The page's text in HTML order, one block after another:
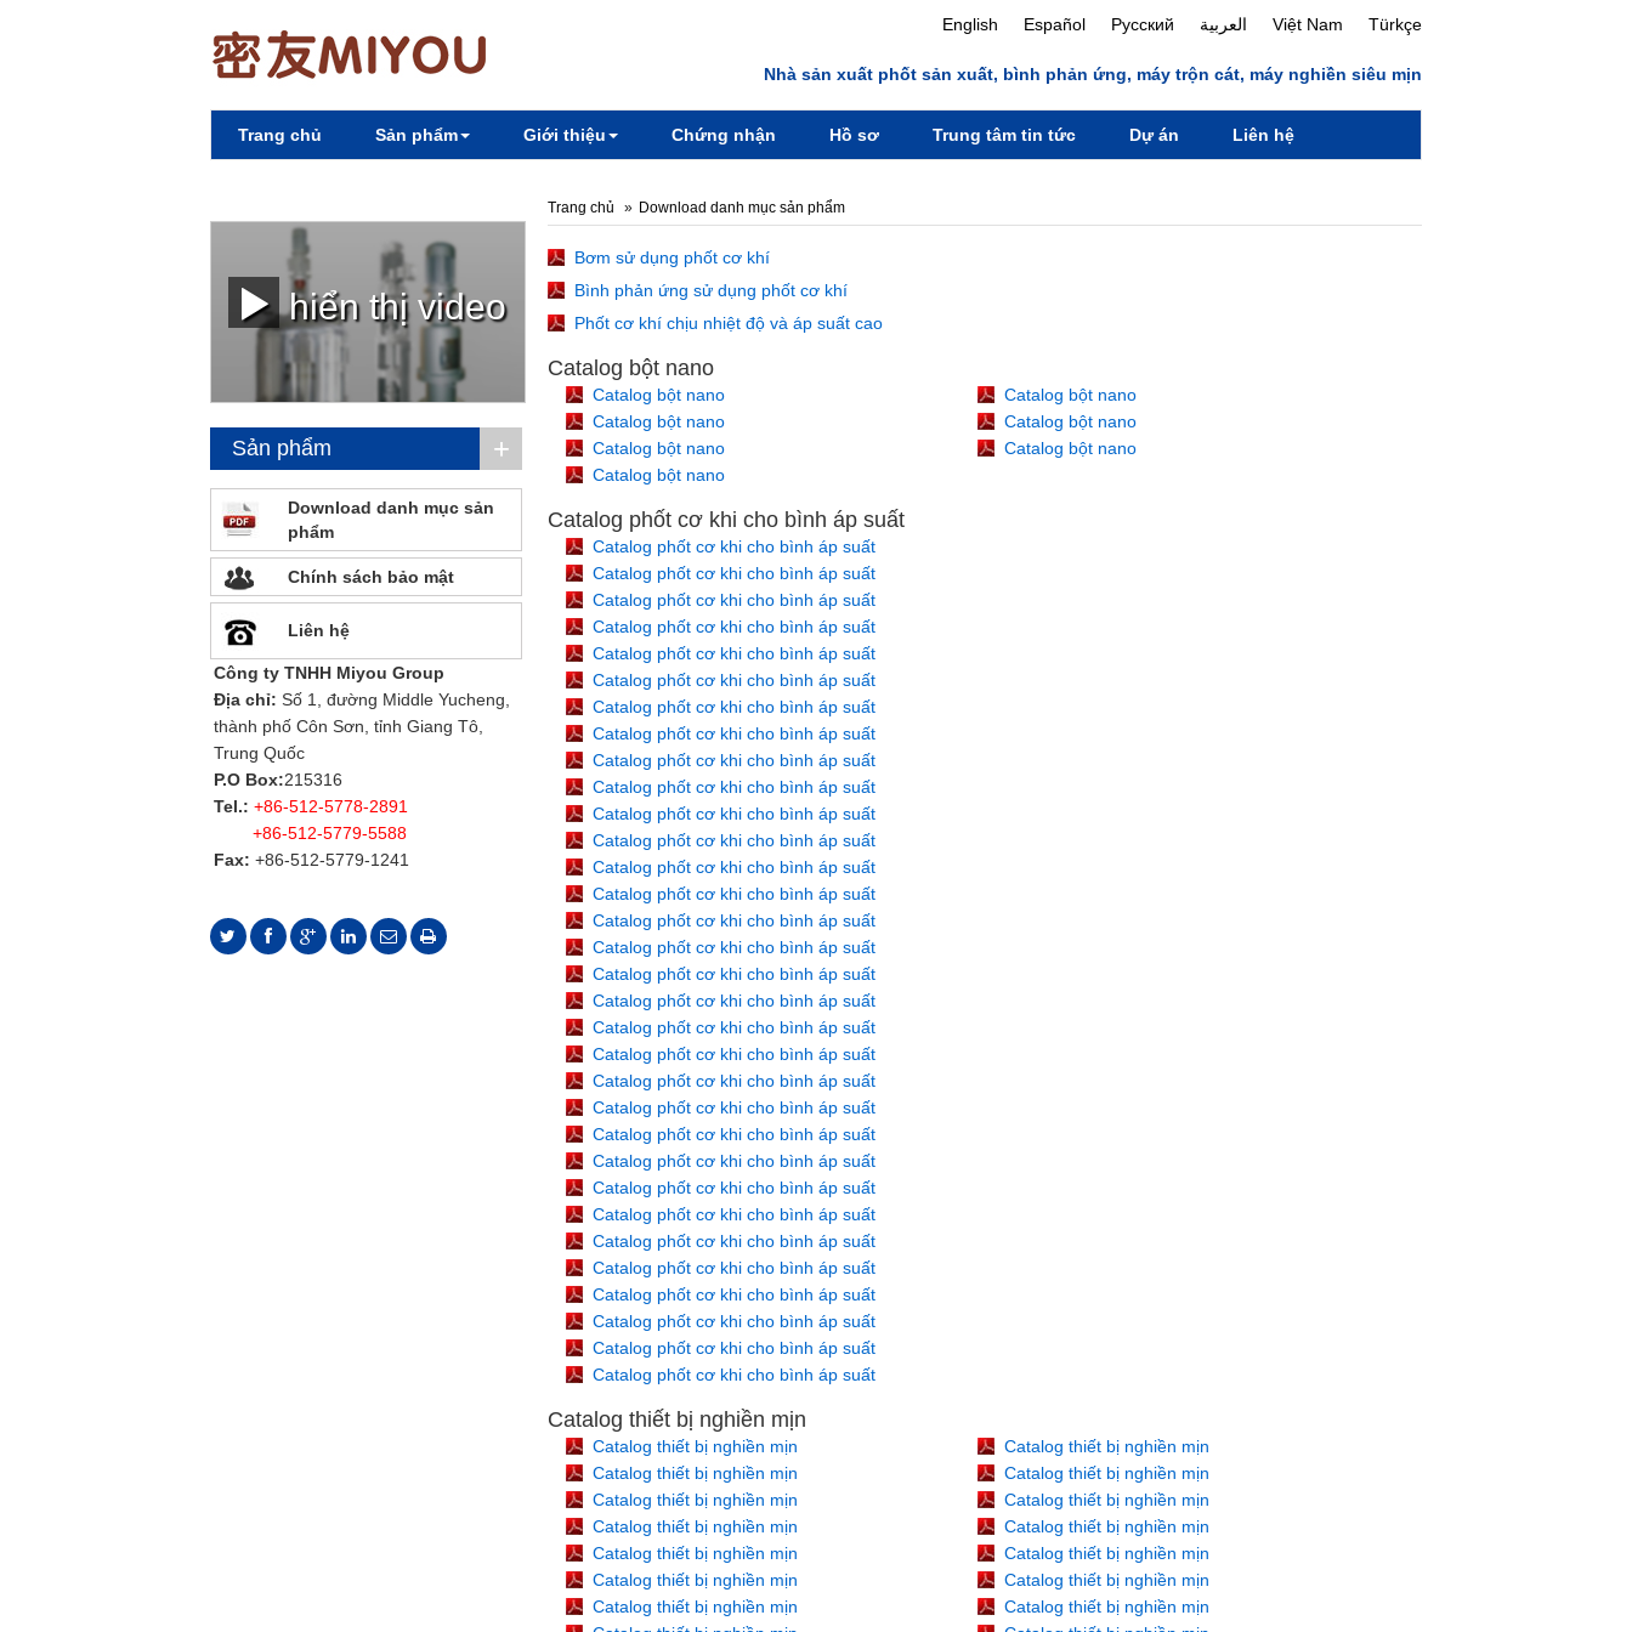
English Español Русский العربية Việt Nam Türkçe
Nhà sản xuất phốt sản xuất, bình phản ứng, máy trộn cát, máy nghiền siêu mịn
Trang chủ Sản phẩm Giới thiệu Chứng nhận Hồ sơ Trung tâm tin tức Dự án Liên hệ
hiển thị video
Trang chủ Download danh mục sản phẩm
Bơm sử dụng phốt cơ khí
Bình phản ứng sử dụng phốt cơ khí
Phốt cơ khí chịu nhiệt độ và áp suất cao
Catalog bột nano
Catalog bột nano
Catalog bột nano
Catalog bột nano
Catalog bột nano
Catalog bột nano
Catalog bột nano
Catalog bột nano
Catalog phốt cơ khi cho bình áp suất
Catalog phốt cơ khi cho bình áp suất
Catalog phốt cơ khi cho bình áp suất
Catalog phốt cơ khi cho bình áp suất
Catalog phốt cơ khi cho bình áp suất
Catalog phốt cơ khi cho bình áp suất
Catalog phốt cơ khi cho bình áp suất
Catalog phốt cơ khi cho bình áp suất
Catalog phốt cơ khi cho bình áp suất
Catalog phốt cơ khi cho bình áp suất
Catalog phốt cơ khi cho bình áp suất
Catalog phốt cơ khi cho bình áp suất
Catalog phốt cơ khi cho bình áp suất
Catalog phốt cơ khi cho bình áp suất
Catalog phốt cơ khi cho bình áp suất
Catalog phốt cơ khi cho bình áp suất
Catalog phốt cơ khi cho bình áp suất
Catalog phốt cơ khi cho bình áp suất
Catalog phốt cơ khi cho bình áp suất
Catalog phốt cơ khi cho bình áp suất
Catalog phốt cơ khi cho bình áp suất
Catalog phốt cơ khi cho bình áp suất
Catalog phốt cơ khi cho bình áp suất
Catalog phốt cơ khi cho bình áp suất
Catalog phốt cơ khi cho bình áp suất
Catalog phốt cơ khi cho bình áp suất
Catalog phốt cơ khi cho bình áp suất
Catalog phốt cơ khi cho bình áp suất
Catalog phốt cơ khi cho bình áp suất
Catalog phốt cơ khi cho bình áp suất
Catalog phốt cơ khi cho bình áp suất
Catalog phốt cơ khi cho bình áp suất
Catalog phốt cơ khi cho bình áp suất
Catalog thiết bị nghiền mịn
Catalog thiết bị nghiền mịn
Catalog thiết bị nghiền mịn
Catalog thiết bị nghiền mịn
Catalog thiết bị nghiền mịn
Catalog thiết bị nghiền mịn
Catalog thiết bị nghiền mịn
Catalog thiết bị nghiền mịn
Catalog thiết bị nghiền mịn
Catalog thiết bị nghiền mịn
Catalog thiết bị nghiền mịn
Catalog thiết bị nghiền mịn
Catalog thiết bị nghiền mịn
Catalog thiết bị nghiền mịn
Catalog thiết bị nghiền mịn
Sản phẩm +
Download danh mục sản
phẩm
Chính sách bảo mật
Liên hệ
Công ty TNHH Miyou Group
Địa chỉ: Số 1, đường Middle Yucheng,
thành phố Côn Sơn, tỉnh Giang Tô,
Trung Quốc
P.O Box:215316
Tel.: +86-512-5778-2891
+86-512-5779-5588
Fax: +86-512-5779-1241